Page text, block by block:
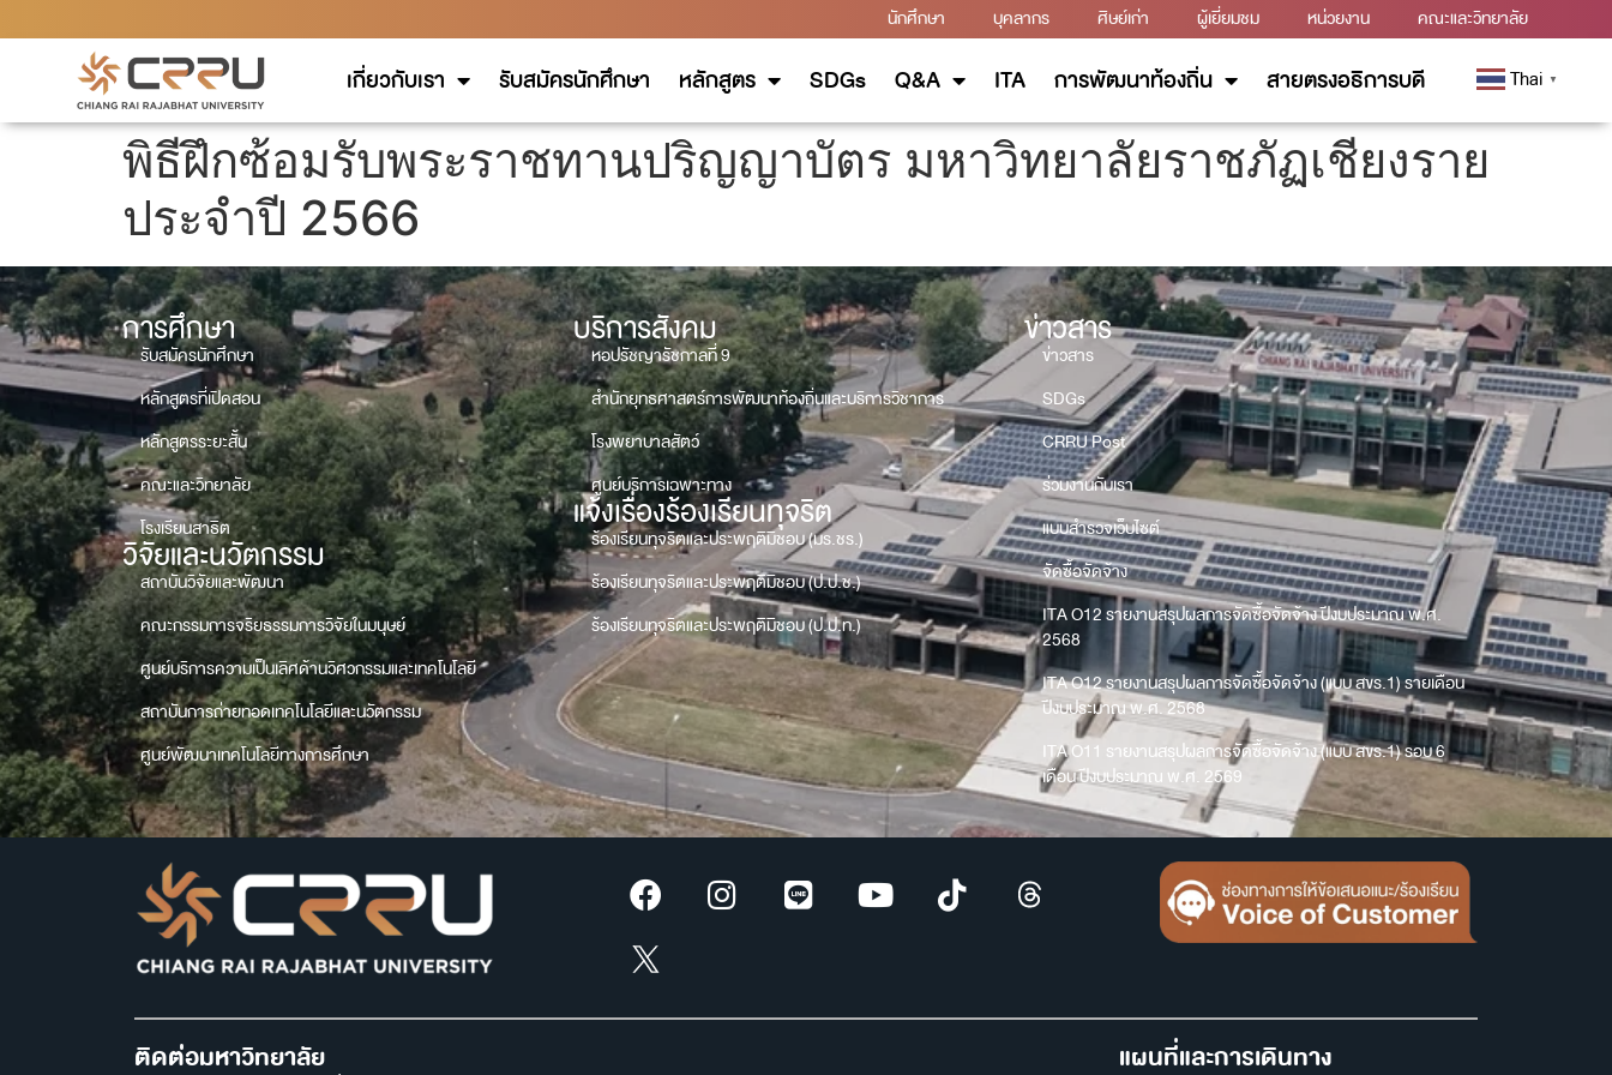
นักศึกษา บุคลากร ศิษย์เก่า ผู้เยี่ยมชม หน่วยงาน คณะและวิทยาลัย
เกี่ยวกับเรา รับสมัครนักศึกษา หลักสูตร SDGs Q&A ITA การพัฒนาท้องถิ่น สายตรงอธิการบดี Thai ▼
พิธีฝึกซ้อมรับพระราชทานปริญญาบัตร มหาวิทยาลัยราชภัฏเชียงราย
ประจำปี 2566
การศึกษา
รับสมัครนักศึกษา
หลักสูตรที่เปิดสอน
หลักสูตรระยะสั้น
คณะและวิทยาลัย
โรงเรียนสาธิต
วิจัยและนวัตกรรม
สถาบันวิจัยและพัฒนา
คณะกรรมการจริยธรรมการวิจัยในมนุษย์
ศูนย์บริการความเป็นเลิศด้านวิศวกรรมและเทคโนโลยี
สถาบันการถ่ายทอดเทคโนโลยีและนวัตกรรม
ศูนย์พัฒนาเทคโนโลยีทางการศึกษา
บริการสังคม
หอปรัชญารัชกาลที่ 9
สำนักยุทธศาสตร์การพัฒนาท้องถิ่นและบริการวิชาการ
โรงพยาบาลสัตว์
ศูนย์บริการเฉพาะทาง
แจ้งเรื่องร้องเรียนทุจริต
ร้องเรียนทุจริตและประพฤติมิชอบ (มร.ชร.)
ร้องเรียนทุจริตและประพฤติมิชอบ (ป.ป.ช.)
ร้องเรียนทุจริตและประพฤติมิชอบ (ป.ป.ท.)
ข่าวสาร
ข่าวสาร
SDGs
CRRU Post
ร่วมงานกับเรา
แบบสำรวจเว็บไซต์
จัดซื้อจัดจ้าง
ITA O12 รายงานสรุปผลการจัดซื้อจัดจ้าง ปีงบประมาณ พ.ศ.
2568
ITA O12 รายงานสรุปผลการจัดซื้อจัดจ้าง (แบบ สขร.1) รายเดือน
ปีงบประมาณ พ.ศ. 2568
ITA O11 รายงานสรุปผลการจัดซื้อจัดจ้าง (แบบ สขร.1) รอบ 6
เดือน ปีงบประมาณ พ.ศ. 2569
ติดต่อมหาวิทยาลัย แผนที่และการเดินทาง